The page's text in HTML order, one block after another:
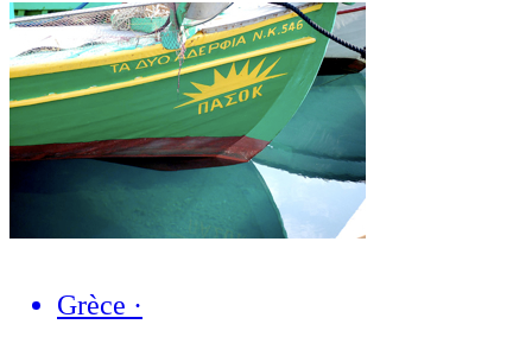
Grèce ·